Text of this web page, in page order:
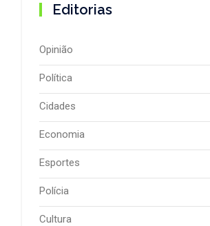
Editorias
Opinião
Política
Cidades
Economia
Esportes
Polícia
Cultura